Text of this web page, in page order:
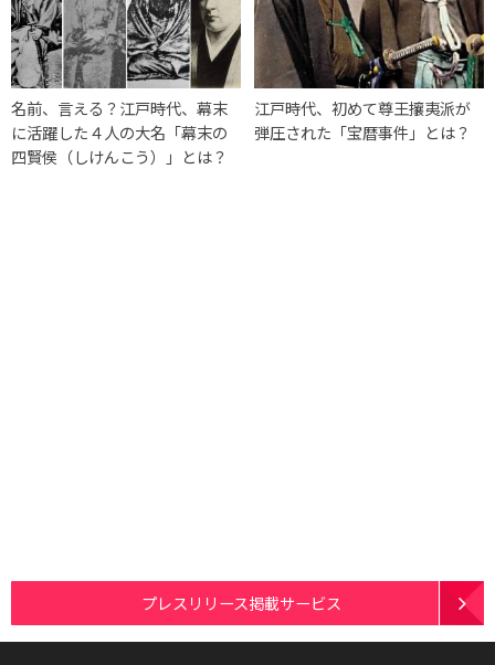
名前、言える？江戸時代、幕末
に活躍した４人の大名「幕末の
四賢侯（しけんこう）」とは？
江戸時代、初めて尊王攘夷派が
弾圧された「宝暦事件」とは？
プレスリリース掲載サービス